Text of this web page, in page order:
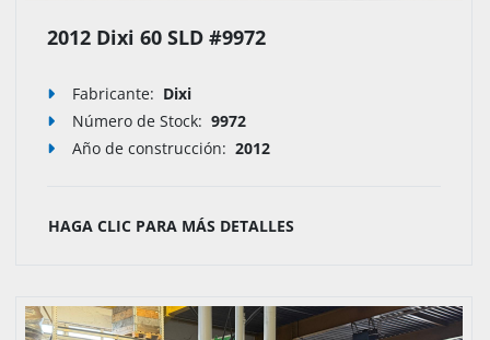
2012 Dixi 60 SLD #9972
Fabricante: Dixi
Número de Stock: 9972
Año de construcción: 2012
HAGA CLIC PARA MÁS DETALLES